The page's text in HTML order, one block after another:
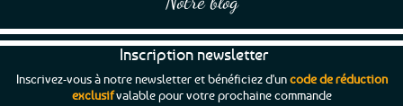
Inscription newsletter
Inscrivez-vous à notre newsletter et bénéficiez d'uncode de réduction
exclusifvalable pour votre prochaine commande